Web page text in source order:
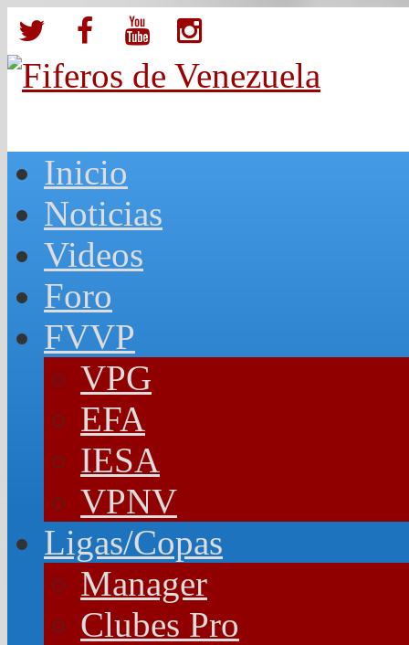
Inicio
Noticias
Videos
Foro
FVVP
VPG
EFA
IESA
VPNV
Ligas/Copas
Manager
Clubes Pro